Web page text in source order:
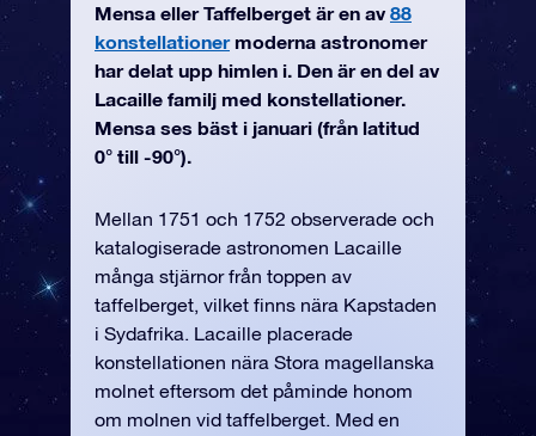
Mensa eller Taffelberget är en av 88
konstellationermoderna astronomer
har delat upp himlen i. Den är en del av
Lacaille familj med konstellationer.
Mensa ses bäst i januari (från latitud
0° till -90°).
Mellan 1751 och 1752 observerade och
katalogiserade astronomen Lacaille
många stjärnor från toppen av
taffelberget, vilket finns nära Kapstaden
i Sydafrika. Lacaille placerade
konstellationen nära Stora magellanska
molnet eftersom det påminde honom
om molnen vid taffelberget. Med en